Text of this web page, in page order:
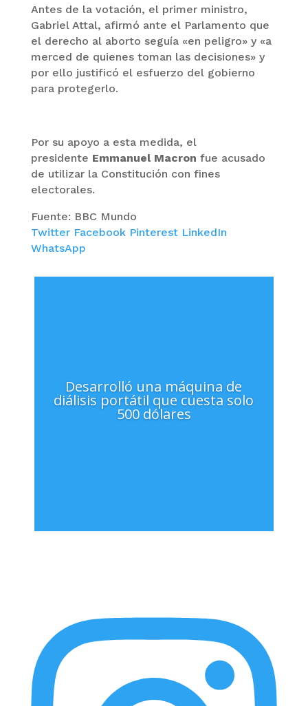
Antes de la votación, el primer ministro,
Gabriel Attal, afirmó ante el Parlamento que
el derecho al aborto seguía «en peligro» y «a
merced de quienes toman las decisiones» y
por ello justificó el esfuerzo del gobierno
para protegerlo.
Por su apoyo a esta medida, el
presidente Emmanuel Macron fue acusado
de utilizar la Constitución con fines
electorales.
Fuente: BBC Mundo
Twitter Facebook Pinterest LinkedIn
WhatsApp
Desarrolló una máquina de
diálisis portátil que cuesta solo
500 dólares